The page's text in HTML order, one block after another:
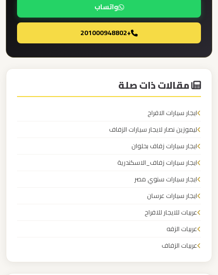
واتساب
+201000948802
مقالات ذات صلة
ايجار سيارات الافراح
ليموزين نصار لايجار سيارات الزفاف
ايجار سيارات زفاف بحلوان
ايجار سيارات زفاف_الاسكندرية
ايجار سيارات سنوي مصر
ايجار سيارات عرسان
عربيات للايجار للافراح
عربيات الزفه
عربيات الزفاف
عربيات الافراح
ليموزين
العالمين
ليموزين
العاصمة
الادارية
ليموزين
اكتوبر
ليموزين
الجديدة
ليموزين
مصر